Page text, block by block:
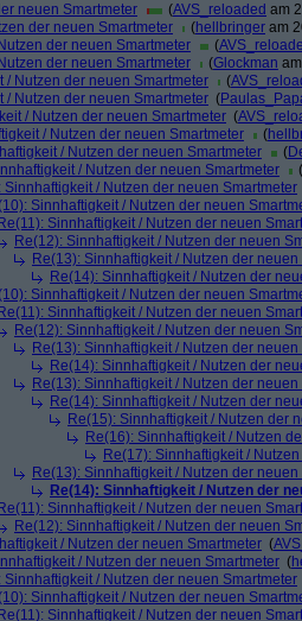
neuen Smartmeter (AVS_reloaded am
der neuen Smartmeter
(hellbringer am
der neuen Smartmeter
(
der neuen Smartmeter
(Glockman
/ Nutzen der neuen Smartmeter
(
/ Nutzen der neuen Smartmeter (
/ Nutzen der neuen Smartmeter (
/ Nutzen der neuen Smartmeter
(
/ Nutzen der neuen Smartmeter
(
/ Nutzen der neuen Smartmeter
(
Sinnhaftigkeit / Nutzen der neuen Smartmeter
Sinnhaftigkeit / Nutzen der neuen
Re(11): Sinnhaftigkeit / Nutzen der neuen
Re(12): Sinnhaftigkeit / Nutzen der neuen
Re(13): Sinnhaftigkeit / Nutzen der neuen
Re(14): Sinnhaftigkeit / Nutzen der
Sinnhaftigkeit / Nutzen der neuen
Re(11): Sinnhaftigkeit / Nutzen der neuen
Re(12): Sinnhaftigkeit / Nutzen der neuen
Re(13): Sinnhaftigkeit / Nutzen der neuen
Re(14): Sinnhaftigkeit / Nutzen der
Re(13): Sinnhaftigkeit / Nutzen der neuen
Re(14): Sinnhaftigkeit / Nutzen der
Re(15): Sinnhaftigkeit / Nutzen der
Re(16): Sinnhaftigkeit / Nutzen
Re(17): Sinnhaftigkeit /
Re(13): Sinnhaftigkeit / Nutzen der neuen
Re(14): Sinnhaftigkeit / Nutzen der
Re(11): Sinnhaftigkeit / Nutzen der neuen
Re(12): Sinnhaftigkeit / Nutzen der neuen
/ Nutzen der neuen Smartmeter (
/ Nutzen der neuen Smartmeter (
Sinnhaftigkeit / Nutzen der neuen Smartmeter
Sinnhaftigkeit / Nutzen der neuen
Re(11): Sinnhaftigkeit / Nutzen der neuen